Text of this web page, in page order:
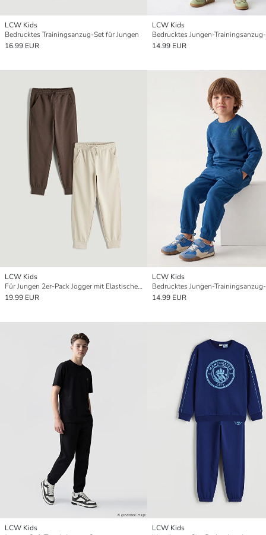
LCW Kids
Bedrucktes Trainingsanzug-Set für Jungen
16.99 EUR
LCW Kids
Bedrucktes Jungen-
14.99 EUR
LCW Kids
Für Jungen 2er-Pack Jogger mit Elastischem Bund
19.99 EUR
LCW Kids
Bedrucktes Jungen-
14.99 EUR
LCW Kids
LCW Kids